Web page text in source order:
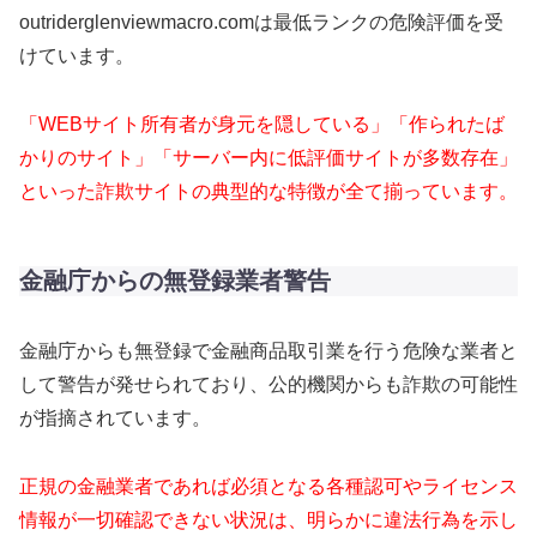
outriderglenviewmacro.comは最低ランクの危険評価を受
けています。
「WEBサイト所有者が身元を隠している」「作られたば
かりのサイト」「サーバー内に低評価サイトが多数存在」
といった詐欺サイトの典型的な特徴が全て揃っています。
金融庁からの無登録業者警告
金融庁からも無登録で金融商品取引業を行う危険な業者と
して警告が発せられており、公的機関からも詐欺の可能性
が指摘されています。
正規の金融業者であれば必須となる各種認可やライセンス
情報が一切確認できない状況は、明らかに違法行為を示し